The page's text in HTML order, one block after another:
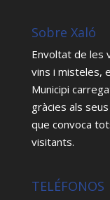
Sobre Xaló
Envoltat de les
vins i misteles,
Municipi
gràcies als
que convoca
visitants.
TELÉFONOS